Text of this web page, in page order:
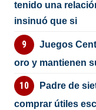
tenido una
insinuó que si
Juegos
oro y mantienen
Padre de
comprar útiles